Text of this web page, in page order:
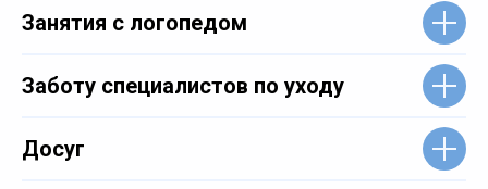
Занятия с логопедом
Заботу специалистов по уходу
Досуг